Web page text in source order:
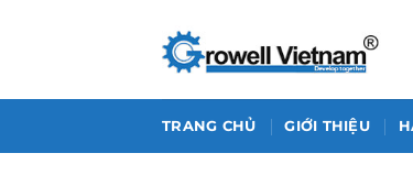
TRANG CHỦ GIỚI THIỆU